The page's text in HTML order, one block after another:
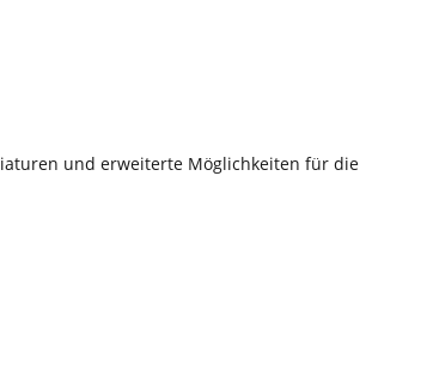
und erweiterte Möglichkeiten für die